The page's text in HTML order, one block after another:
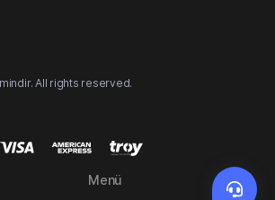
All rights reserved.
Menü